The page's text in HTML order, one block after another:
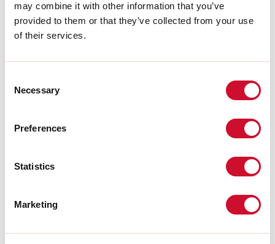
may combine it with other information that you’ve
provided to them or that they’ve collected from your use
of their services.
Selection
Necessary
Preferences
Statistics
Marketing
Datos técnicos
IP:
40
CERTIFICACIONES CE